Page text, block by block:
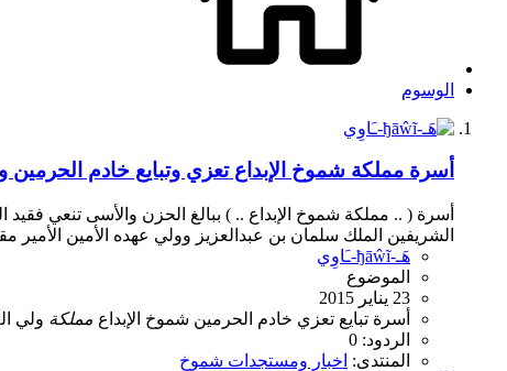
الوسوم
أسرة مملكة شموخ الإبداع تعزي وتبايع خادم
أسرة ( .. مملكة شموخ الإبداع .. ) ببالغ الحزن والأسى تنعي
الشريفين الملك سلمان بن عبدالعزيز وولي عهده الأمين الأمير
هَـ-ђāŵĩ-ـَاوِي
الموضوع
23 يناير 2015
أسرة تبايع تعزي خادم الحرمين شموخ الإبداع مملكة ولي
الردود: 0
المنتدى: اخبار ومستجدات شموخ